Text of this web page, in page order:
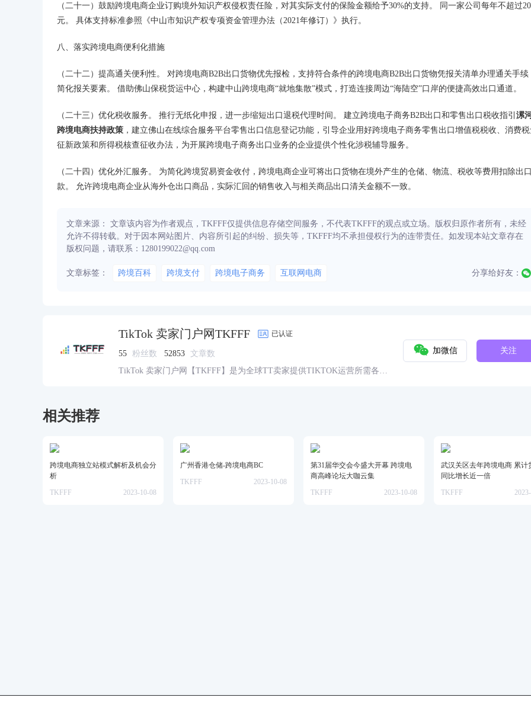
（二十一）鼓励跨境电商企业订购境外知识产权侵权责任险，对其实际支付的保险金额给予30%的支持。 同一家公司每年不超过
元。 具体支持标准参照《中山市知识产权专项资金管理办法（2021年修订）》执行。
八、落实跨境电商便利化措施
（二十二）提高通关便利性。 对跨境电商B2B出口货物优先报检，支持符合条件的跨境电商B2B出口货物凭报关清单办理通关手续
简化报关要素。 借助佛山保税货运中心，构建中山跨境电商“就地集散”模式，打造连接周边“海陆空”口岸的便捷高效出口通道。
（二十三）优化税收服务。 推行无纸化申报，进一步缩短出口退税代理时间。 建立跨境电子商务B2B出口和零售出口税收指引 漯
跨境电商扶持政策 ，建立佛山在线综合服务平台零售出口信息登记功能，引导企业用好跨境电子商务零售出口增值税税收、消费
征新政策和所得税核查征收办法，为开展跨境电子商务出口业务的企业提供个性化涉税辅导服务。
（二十四）优化外汇服务。 为简化跨境贸易资金收付，跨境电商企业可将出口货物在境外产生的仓储、物流、税收等费用扣除出
款。 允许跨境电商企业从海外仓出口商品，实际汇回的销售收入与相关商品出口清关金额不一致。
文章来源： 文章该内容为作者观点，TKFFF仅提供信息存储空间服务，不代表TKFFF的观点或立场。版权归原作者所有，未经
允许不得转载。对于因本网站图片、内容所引起的纠纷、损失等，TKFFF均不承担侵权行为的连带责任。如发现本站文章存在
版权问题，请联系：1280199022@qq.com
文章标签： 跨境百科 跨境支付 跨境电子商务 互联网电商 分享给好友：
TikTok 卖家门户网TKFFF 已认证
55 粉丝数 52853
文章数
TikTok 卖家门户网【TKFFF】是为全球TT卖家提供TIKTOK运营所需各种
加微信 关注
相关推荐
​跨境电商独立站模式解析及机会分
析
TKFFF
2023-10-08
广州香港仓储-跨境电商BC
TKFFF
2023-10-08
第31届华交会今盛大开幕 跨境电
商高峰论坛大咖云集
TKFFF
2023-10-08
武汉关区去年跨境电商 累计
同比增长近一倍
TKFFF